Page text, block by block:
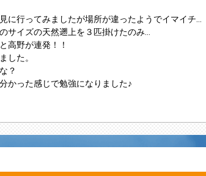
に行ってみましたが場所が違ったようでイマイチ…
サイズの天然遡上を３匹掛けたのみ…
高野が連発！！
した。
？
かった感じで勉強になりました♪